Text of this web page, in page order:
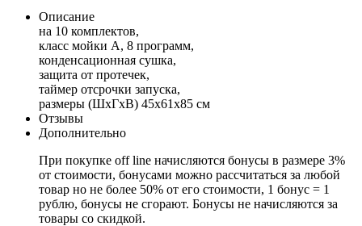
Описание
на 10 комплектов,
класс мойки A, 8 программ,
конденсационная сушка,
защита от протечек,
таймер отсрочки запуска,
размеры (ШxГxВ) 45x61x85 см
Отзывы
Дополнительно
При покупке off line начисляются бонусы в размере 3%
от стоимости, бонусами можно рассчитаться за любой
товар но не более 50% от его стоимости, 1 бонус = 1
рублю, бонусы не сгорают. Бонусы не начисляются за
товары со скидкой.